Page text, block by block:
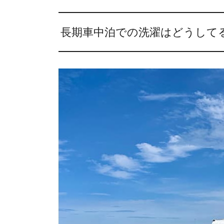
長期車中泊での洗濯はどうして